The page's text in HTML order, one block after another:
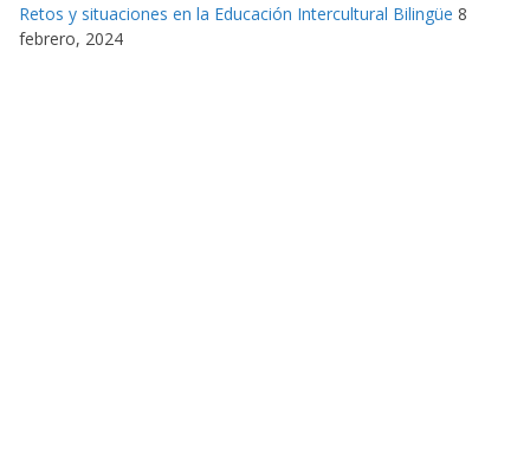
Retos y situaciones en la Educación Intercultural Bilingüe 8
febrero, 2024